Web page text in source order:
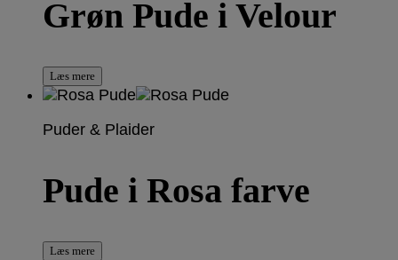
Grøn Pude i Velour
Læs mere
Puder & Plaider
Pude i Rosa farve
Læs mere